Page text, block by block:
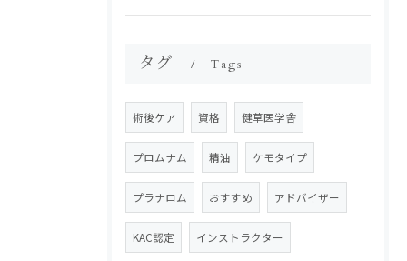
タグ Tags
術後ケア 資格 健草医学舎
プロムナム 精油 ケモタイプ
プラナロム おすすめ アドバイザー
KAC認定 インストラクター